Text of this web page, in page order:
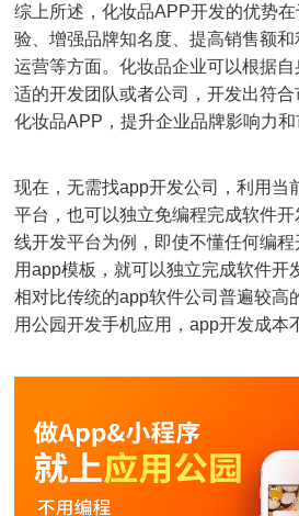
综上所述，化妆品APP开发的优势
验、增强品牌知名度、提高销售额
运营等方面。化妆品企业可以根据
适的开发团队或者公司，开发出符
化妆品APP，提升企业品牌影响力和
现在，无需找app开发公司，利用当
平台，也可以独立免编程完成软件开
线开发平台为例，即使不懂任何编
用app模板，就可以独立完成软件开
相对比传统的app软件公司普遍较高
用公园开发手机应用， app开发成本